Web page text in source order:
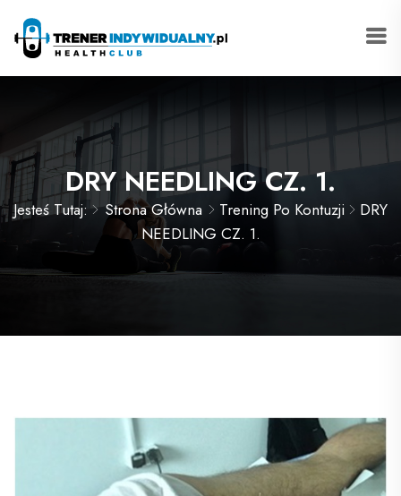
DRY NEEDLING CZ. 1.
Jesteś Tutaj: Strona Główna Trening Po Kontuzji
DRY
NEEDLING CZ. 1.